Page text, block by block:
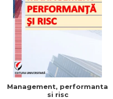
Management, performanta
si risc